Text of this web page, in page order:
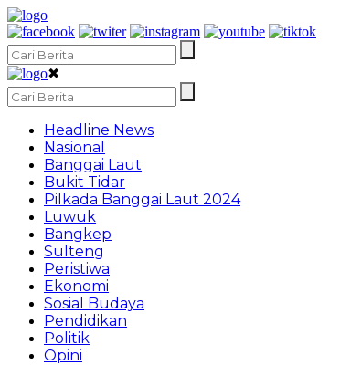
✖
Headline News
Nasional
Banggai Laut
Bukit Tidar
Pilkada Banggai Laut 2024
Luwuk
Bangkep
Sulteng
Peristiwa
Ekonomi
Sosial Budaya
Pendidikan
Politik
Opini